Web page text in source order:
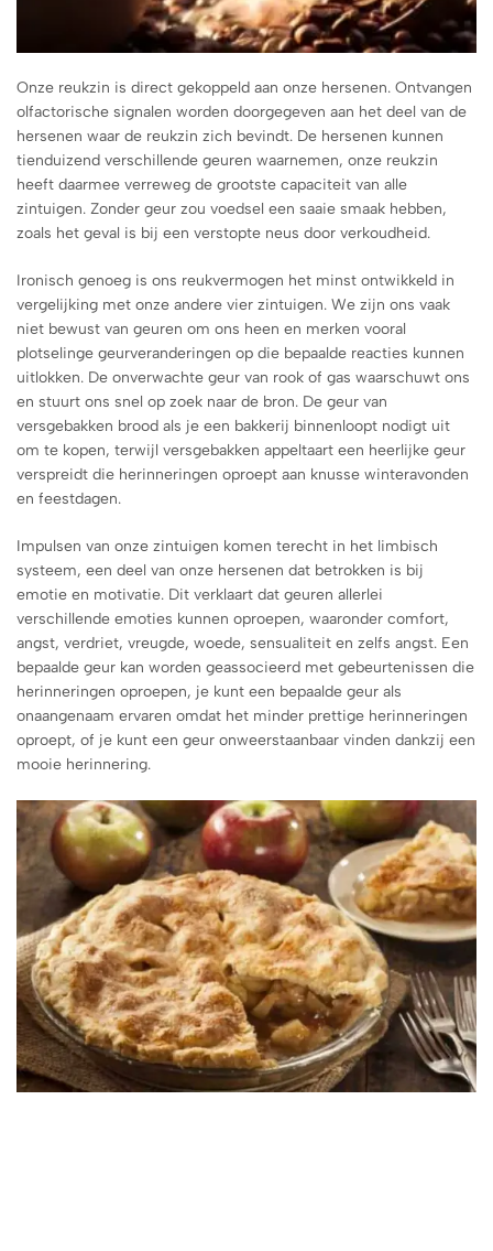
Onze reukzin is direct gekoppeld aan onze hersenen. Ontvangen
olfactorische signalen worden doorgegeven aan het deel van de
hersenen waar de reukzin zich bevindt. De hersenen kunnen
tienduizend verschillende geuren waarnemen, onze reukzin
heeft daarmee verreweg de grootste capaciteit van alle
zintuigen. Zonder geur zou voedsel een saaie smaak hebben,
zoals het geval is bij een verstopte neus door verkoudheid.
Ironisch genoeg is ons reukvermogen het minst ontwikkeld in
vergelijking met onze andere vier zintuigen. We zijn ons vaak
niet bewust van geuren om ons heen en merken vooral
plotselinge geurveranderingen op die bepaalde reacties kunnen
uitlokken. De onverwachte geur van rook of gas waarschuwt ons
en stuurt ons snel op zoek naar de bron. De geur van
versgebakken brood als je een bakkerij binnenloopt nodigt uit
om te kopen, terwijl versgebakken appeltaart een heerlijke geur
verspreidt die herinneringen oproept aan knusse winteravonden
en feestdagen.
Impulsen van onze zintuigen komen terecht in het limbisch
systeem, een deel van onze hersenen dat betrokken is bij
emotie en motivatie. Dit verklaart dat geuren allerlei
verschillende emoties kunnen oproepen, waaronder comfort,
angst, verdriet, vreugde, woede, sensualiteit en zelfs angst. Een
bepaalde geur kan worden geassocieerd met gebeurtenissen die
herinneringen oproepen, je kunt een bepaalde geur als
onaangenaam ervaren omdat het minder prettige herinneringen
oproept, of je kunt een geur onweerstaanbaar vinden dankzij een
mooie herinnering.